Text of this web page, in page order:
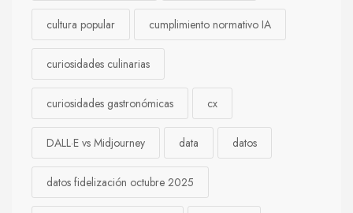
cultura popular cumplimiento normativo IA
curiosidades culinarias
curiosidades gastronómicas cx
DALL·E vs Midjourney data datos
datos fidelización octubre 2025